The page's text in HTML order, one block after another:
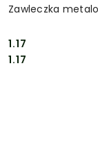
Zawleczka
Cena:
1.17
Cena:
1.17